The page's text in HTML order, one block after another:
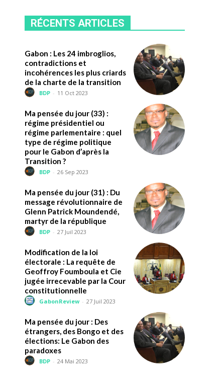
RÉCENTS ARTICLES
Gabon : Les 24 imbroglios,
contradictions et
incohérences les plus criards
de la charte de la transition
BDP - 11 Oct 2023
Ma pensée du jour (33) :
régime présidentiel ou
régime parlementaire : quel
type de régime politique
pour le Gabon d’après la
Transition ?
BDP - 26 Sep 2023
Ma pensée du jour (31) : Du
message révolutionnaire de
Glenn Patrick Moundendé,
martyr de la république
BDP - 27 Juil 2023
Modification de la loi
électorale : La requête de
Geoffroy Foumboula et Cie
jugée irrecevable par la Cour
constitutionnelle
GabonReview - 27 Juil 2023
Ma pensée du jour : Des
étrangers, des Bongo et des
élections: Le Gabon des
paradoxes
BDP - 24 Mai 2023